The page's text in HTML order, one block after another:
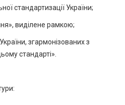
стандартизації України;
виділене рамкою;
згармонізованих з
стандарті».